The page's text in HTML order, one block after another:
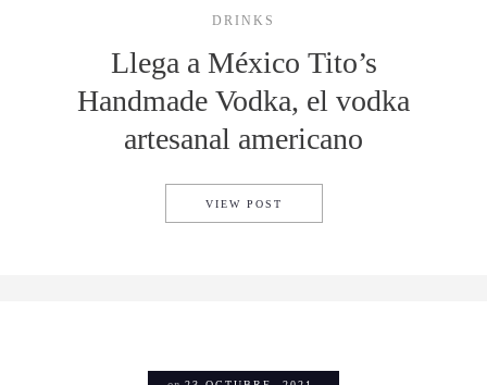
DRINKS
Llega a México Tito’s
Handmade Vodka, el vodka
artesanal americano
VIEW POST